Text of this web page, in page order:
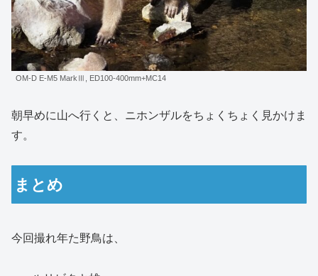
OM-D E-M5 MarkⅢ, ED100-400mm+MC14
朝早めに山へ行くと、ニホンザルをちょくちょく見かけま
す。
まとめ
今回撮れ年た野鳥は、